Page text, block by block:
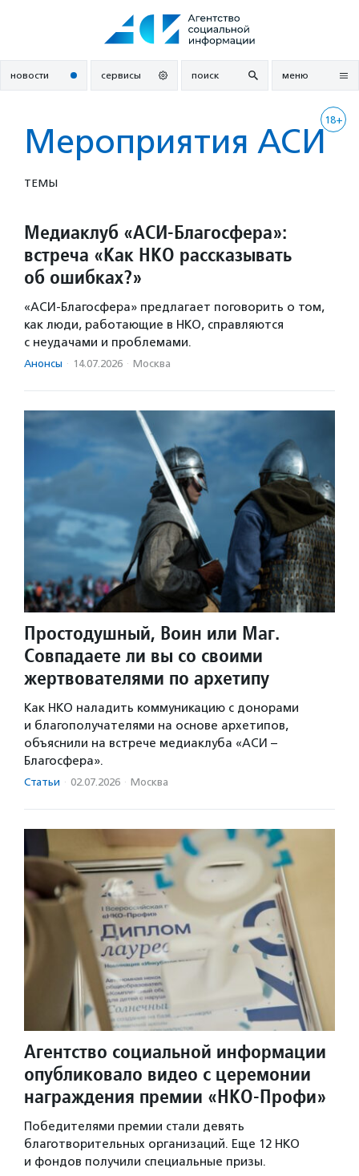
новости сервисы поиск меню
18+
Мероприятия АСИ
ТЕМЫ
Медиаклуб «АСИ-Благосфера»:
встреча «Как НКО рассказывать
об ошибках?»
«АСИ-Благосфера» предлагает поговорить о том,
как люди, работающие в НКО, справляются
с неудачами и проблемами.
Анонсы · 14.07.2026 · Москва
Простодушный, Воин или Маг.
Совпадаете ли вы со своими
жертвователями по архетипу
Как НКО наладить коммуникацию с донорами
и благополучателями на основе архетипов,
объяснили на встрече медиаклуба «АСИ –
Благосфера».
Статьи · 02.07.2026 · Москва
Агентство социальной информации
опубликовало видео с церемонии
награждения премии «НКО-Профи»
Победителями премии стали девять
благотворительных организаций. Еще 12 НКО
и фондов получили специальные призы.